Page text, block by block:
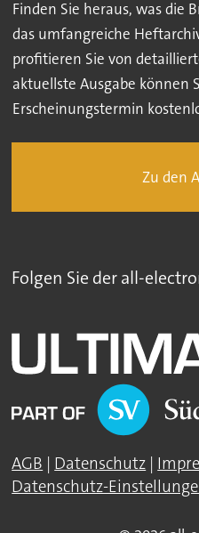
Finden Sie heraus, was die
das umfangreiche
profitieren Sie von
aktuellste Ausgabe können
Erscheinungstermin
Zu den
Folgen Sie der all-
AGB | Datenschutz |
Datenschutz-